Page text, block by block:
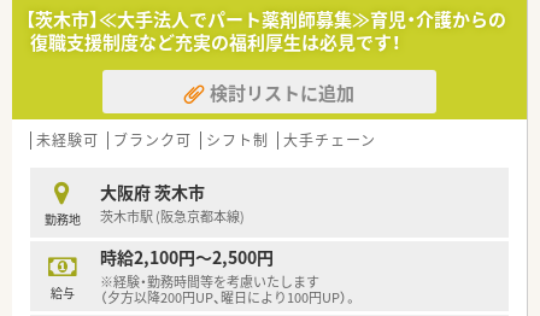
～～キャリア形成について～～
■薬剤師としての専門制はもちろん、多様なキャリアを支援する
システムが整っています。
■調剤・OTCの担当として経験を積み更に管理薬剤師を経験した
後は、「在宅・企画開発・バイヤー・教育・薬事・調剤サポート」等の
より専門性の高い業務に携わる事も可能です。
環境が整っております♪
■ご自身のキャリア希望を会社側に伝える機会がたくさん用意
されています
■イオンビジネススクール制度を活用し「マーケティング・経営
管理」などの科目の履修が可能です。
【茨木市】≪大手法人でパート薬剤師募集≫育児・介護からの
復職支援制度など充実の福利厚生は必見です！
検討リストに追加
未経験可 ブランク可 シフト制 大手チェーン
勤務地
大阪府 茨木市
茨木市駅 (阪急京都本線)
給与
時給2,100円～2,500円
※経験・勤務時間等を考慮いたします
（夕方以降200円UP、曜日により100円UP）。